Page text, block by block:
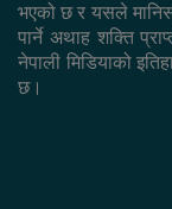
भएको छ र यसले
पार्ने अथाह शक्ति
नेपाली मिडियाको
छ।